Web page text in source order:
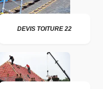
DEVIS TOITURE 22